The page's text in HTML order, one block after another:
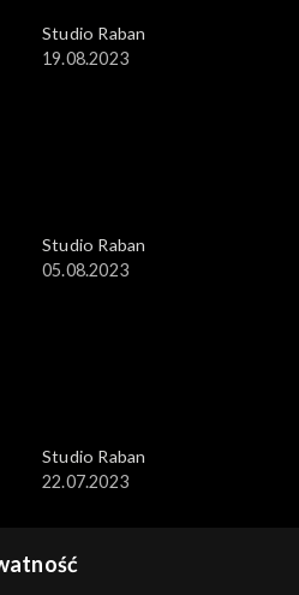
Studio Raban
19.08.2023
Studio Raban
05.08.2023
Studio Raban
22.07.2023